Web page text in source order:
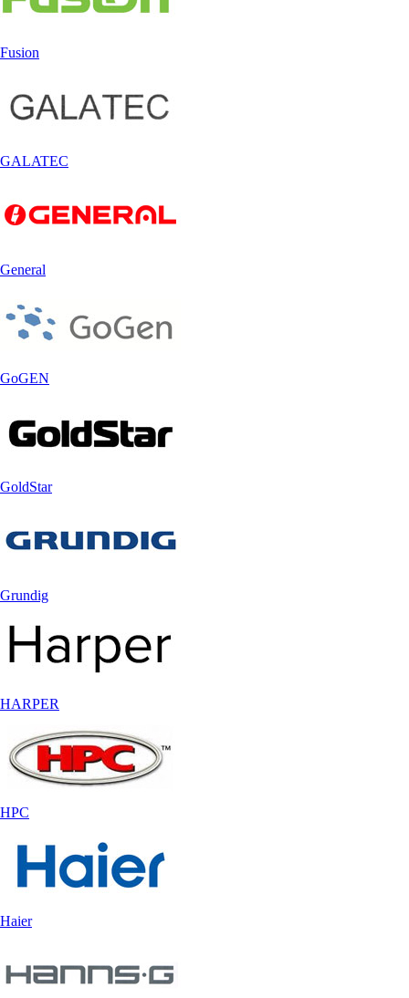
Fusion
GALATEC
General
GoGEN
GoldStar
Grundig
HARPER
HPC
Haier